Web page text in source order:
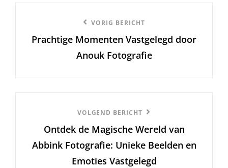
bericht
VORIG BERICHT
Prachtige Momenten Vastgelegd door
Anouk Fotografie
Bericht
VOLGEND BERICHT
Ontdek de Magische Wereld van
Abbink Fotografie: Unieke Beelden en
Emoties Vastgelegd